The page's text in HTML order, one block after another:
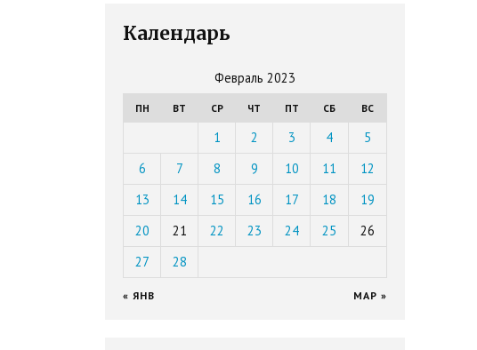
Календарь
Февраль 2023
ПН ВТ СР ЧТ ПТ СБ ВС
1 2 3 4
5
6
7 8 9 10 11
12
13
14 15 16 17 18
19
20
21 22 23 24 25
26
27
28
« ЯНВ МАР »